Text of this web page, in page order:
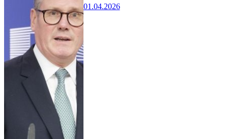
01.04.2026